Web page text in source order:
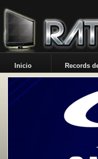
Inicio Records